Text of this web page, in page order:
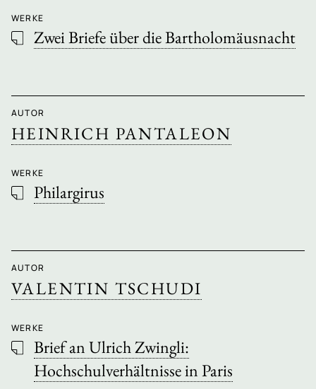
WERKE
Zwei Briefe über die Bartholomäusnacht
AUTOR
HEINRICH PANTALEON
WERKE
Philargirus
AUTOR
VALENTIN TSCHUDI
WERKE
Brief an Ulrich Zwingli:
Hochschulverhältnisse in Paris